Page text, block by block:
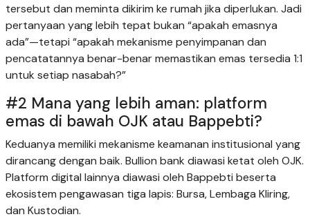
tersebut dan meminta dikirim ke rumah jika diperlukan. Jadi
pertanyaan yang lebih tepat bukan “apakah emasnya
ada”—tetapi “apakah mekanisme penyimpanan dan
pencatatannya benar-benar memastikan emas tersedia 1:1
untuk setiap nasabah?”
#2 Mana yang lebih aman: platform
emas di bawah OJK atau Bappebti?
Keduanya memiliki mekanisme keamanan institusional yang
dirancang dengan baik. Bullion bank diawasi ketat oleh OJK.
Platform digital lainnya diawasi oleh Bappebti beserta
ekosistem pengawasan tiga lapis: Bursa, Lembaga Kliring,
dan Kustodian.